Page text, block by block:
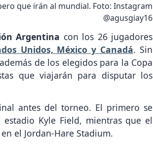
que irán al mundial. Foto: Instagram
@agusgiay16
Argentina con los 26 jugadores
Unidos, México y Canadá. Sin
de los elegidos para la Copa
que viajarán para disputar los
antes del torneo. El primero se
Kyle Field, mientras que el
el Jordan-Hare Stadium.